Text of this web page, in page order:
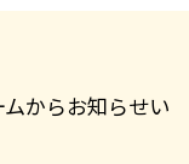
からお知らせい